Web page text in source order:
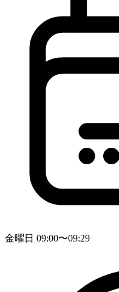
金曜日 09:00〜09:29